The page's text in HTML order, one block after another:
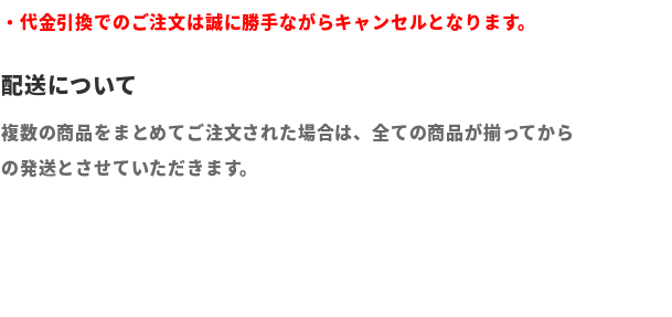
・代金引換でのご注文は誠に勝手ながらキャンセルとなります。
複数の商品をまとめてご注文された場合は、全ての商品が揃ってから
の発送とさせていただきます。